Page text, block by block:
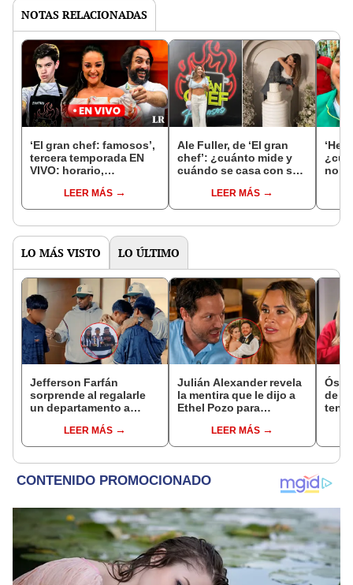
NOTAS RELACIONADAS
‘El gran chef: famosos’,
tercera temporada EN
VIVO: horario,
ver el ESTRENO HOY
LEER MÁS
Ale Fuller, de ‘El gran
chef’: ¿cuánto mide y
cuándo se casa con su
LEER MÁS
LO MÁS VISTO LO ÚLTIMO
Jefferson Farfán
sorprende al regalarle
un departamento a
fútbol: "Lo hago de
corazón"
LEER MÁS
Julián Alexander revela
la mentira que le dijo a
Ethel Pozo para
hubiéramos salido”
LEER MÁS
de